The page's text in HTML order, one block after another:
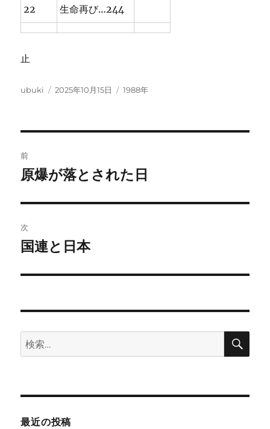
22 生命再び…244
止
投
ubuki
投
2025年10月15日
カ
1988年
稿
ビ
ゲ
ー
ン
前
前
投
稿:
原爆が落とされた日
次
次
投
国連と日本
検
索:
検
最近の投稿